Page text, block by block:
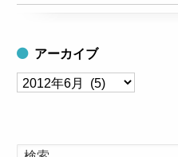
アーカイブ
ア
イ